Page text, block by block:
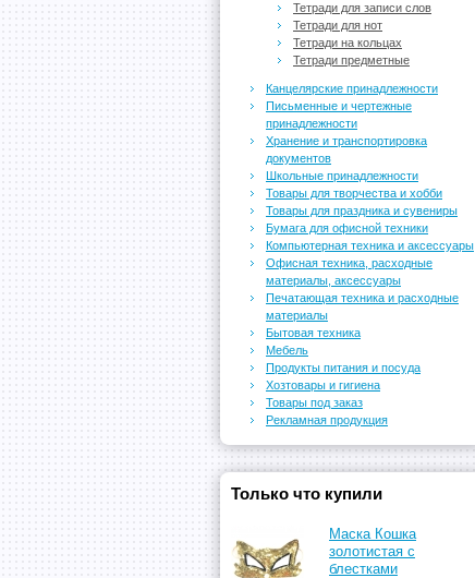
Тетради для записи слов
Тетради для нот
Тетради на кольцах
Тетради предметные
Канцелярские принадлежности
Письменные и чертежные
принадлежности
Хранение и транспортировка
документов
Школьные принадлежности
Товары для творчества и хобби
Товары для праздника и сувениры
Бумага для офисной техники
Компьютерная техника и аксессуары
Офисная техника, расходные
материалы, аксессуары
Печатающая техника и расходные
материалы
Бытовая техника
Мебель
Продукты питания и посуда
Хозтовары и гигиена
Товары под заказ
Рекламная продукция
Только что купили
Маска Кошка
золотистая с
блестками